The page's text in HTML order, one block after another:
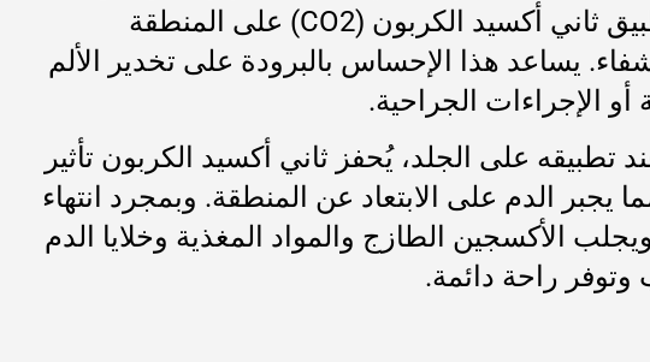
مبتكر غير جراحي يستخدم قوة البرودة لتهدئة الألم والشفاء. أثناء الجلسة، يتم تطبيق ثاني أكسيد الكربون (CO2) على المنطقة
يساعد هذا الإحساس بالبرودة على تخدير الألم
الإجراءات الجراحية.
تطبيقه على الجلد، يُحفز ثاني أكسيد الكربون تأثير
الدم على الابتعاد عن المنطقة. وبمجرد انتهاء
الأكسجين الطازج والمواد المغذية وخلايا الدم
وتوفر راحة دائمة.